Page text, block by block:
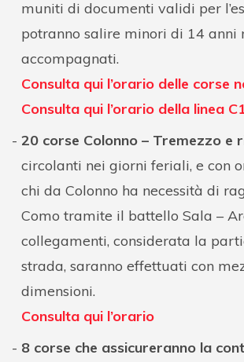
muniti di documenti validi per
potranno salire minori di 14 anni
accompagnati.
Consulta qui l’orario delle corse
Consulta qui l’orario della linea
20 corse Colonno – Tremezzo e
circolanti nei giorni feriali, e con
chi da Colonno ha necessità di
Como tramite il battello Sala –
collegamenti, considerata la
strada, saranno effettuati con
dimensioni.
Consulta qui l’orario
8 corse che assicureranno la